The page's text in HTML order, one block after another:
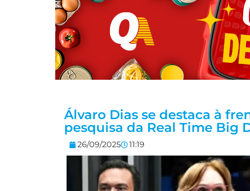
Álvaro Dias se destaca à
pesquisa da Real Time Big
26/09/2025 11:19